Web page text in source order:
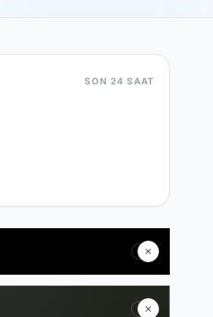
SON 24 SAAT